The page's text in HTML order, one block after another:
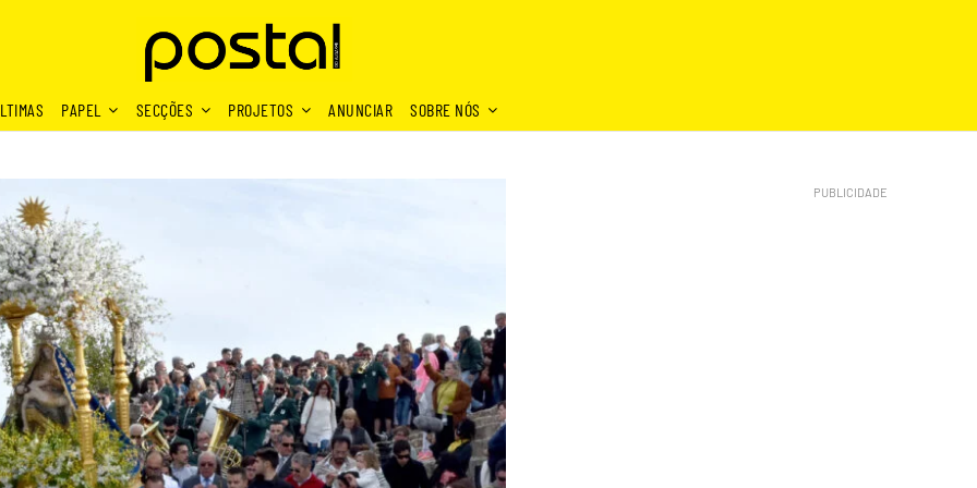
PAPEL SECÇÕES PROJETOS ANUNCIAR SOBRE NÓS